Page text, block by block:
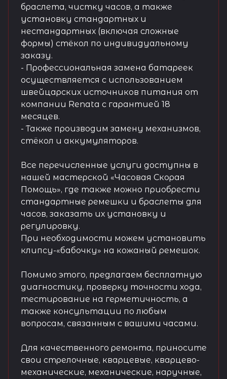
браслета, чистку часов, а также
установку стандартных и
нестандартных (включая сложные
формы) стёкол по индивидуальному
заказу.
- Профессиональная замена батареек
осуществляется с использованием
швейцарских источников питания от
компании Renata с гарантией 18
месяцев.
- Также производим замену механизмов,
стёкол и аккумуляторов.
Все перечисленные услуги доступны в
нашей мастерской «Часовая Скорая
Помощь», где также можно приобрести
стандартные ремешки и браслеты для
часов, заказать их установку и
регулировку.
При необходимости можем установить
клипсу-«бабочку» на кожаный ремешок.
Помимо этого, предлагаем бесплатную
диагностику, проверку точности хода,
тестирование на герметичность, а
также консультации по любым
вопросам, связанным с вашими часами.
Для качественного ремонта, приносите
свои стрелочные, кварцевые, кварцево-
механические, механические, наручные,